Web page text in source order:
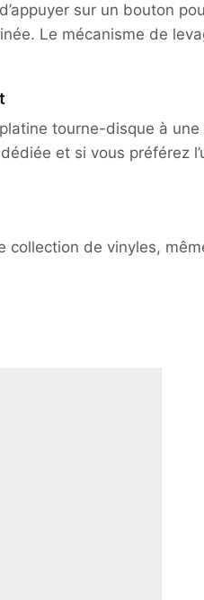
sur un bouton
Le mécanisme de
tourne-disque à
et si vous préférez
de vinyles,